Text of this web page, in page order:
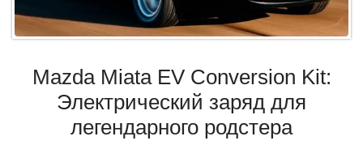
Mazda Miata EV Conversion Kit:
Электрический заряд для
легендарного родстера